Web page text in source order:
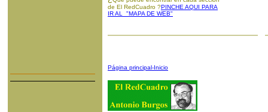
de El RedCuadro ?PINCHE AQUI PARA
IR AL "MAPA DE WEB"
Página principal-Inicio